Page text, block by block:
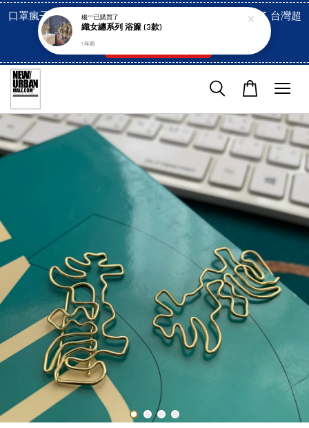
口罩瘋子官網, 放心訂購! 香港澳門信用卡付費已經開啓了 台灣超
市貨到付款也是!
楊***已購買了
織女纏系列 浴簾 (3款)
1 年前